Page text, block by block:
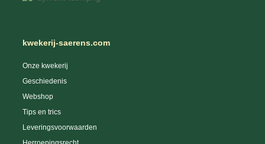
kwekerij-saerens.com
Onze kwekerij
Geschiedenis
Webshop
Tips en trics
Leveringsvoorwaarden